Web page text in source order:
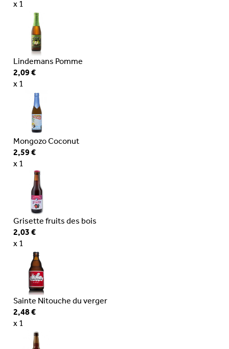
x 1
Lindemans Pomme
2,09 €
x 1
Mongozo Coconut
2,59 €
x 1
Grisette fruits des bois
2,03 €
x 1
Sainte Nitouche du verger
2,48 €
x 1